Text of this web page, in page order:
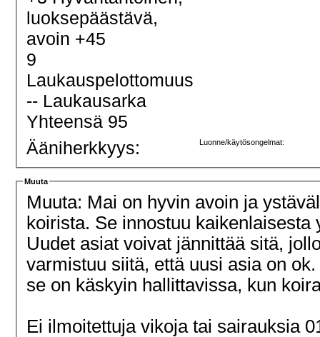
luoksepäästävä,
avoin +45
9
Laukauspelottomuus
-- Laukausarka
Yhteensä 95
Ääniherkkyys: Luonne/käytösongelmat:
Muuta
Muuta: Mai on hyvin avoin ja
koirista. Se innostuu
Uudet asiat voivat jännittää sitä,
varmistuu siitä, että uusi asia on
se on käskyin hallittavissa, kun
Ei ilmoitettuja vikoja tai sairauksia